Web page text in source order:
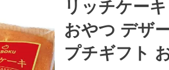
リッチケー
おやつ デザ
プチギフト